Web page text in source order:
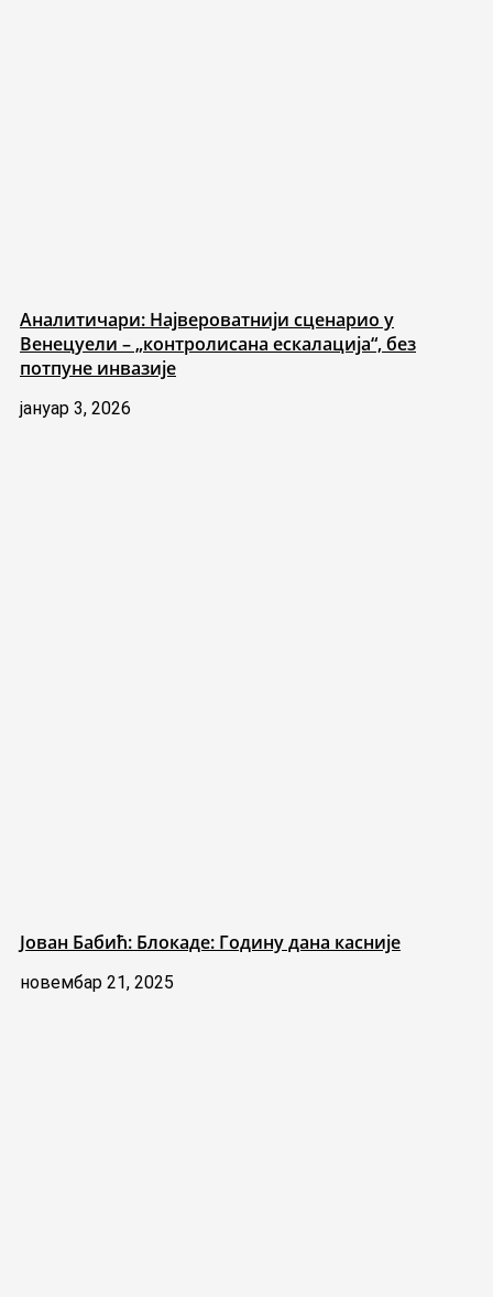
Аналитичари: Највероватнији сценарио у
Венецуели – „контролисана ескалација“, без
потпуне инвазије
јануар 3, 2026
Јован Бабић: Блокаде: Годину дана касније
новембар 21, 2025